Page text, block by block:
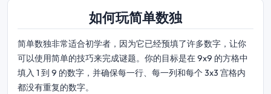
如何玩简单数独
简单数独非常适合初学者，因为它已经预填了许多数字，让你
可以使用简单的技巧来完成谜题。你的目标是在 9x9 的方格中
填入 1 到 9 的数字，并确保每一行、每一列和每个 3x3 宫格内
都没有重复的数字。